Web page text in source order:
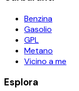
Benzina
Gasolio
GPL
Metano
Vicino a me
Esplora